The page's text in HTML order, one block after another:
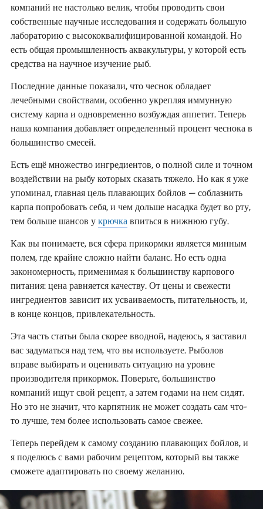
компаний не настолько велик, чтобы проводить свои
собственные научные исследования и содержать большую
лабораторию с высококвалифицированной командой. Но
есть общая промышленность аквакультуры, у которой есть
средства на научное изучение рыб.
Последние данные показали, что чеснок обладает
лечебными свойствами, особенно укрепляя иммунную
систему карпа и одновременно возбуждая аппетит. Теперь
наша компания добавляет определенный процент чеснока в
большинство смесей.
Есть ещё множество ингредиентов, о полной силе и точном
воздействии на рыбу которых сказать тяжело. Но как я уже
упоминал, главная цель плавающих бойлов – соблазнить
карпа попробовать себя, и чем дольше насадка будет во рту,
тем больше шансов укрючкавпиться в нижнюю губу.
Как вы понимаете, вся сфера прикормки является минным
полем, где крайне сложно найти баланс. Но есть одна
закономерность, применимая к большинству карпового
питания: цена равняется качеству. От цены и свежести
ингредиентов зависит их усваиваемость, питательность, и,
в конце концов, привлекательность.
Эта часть статьи была скорее вводной, надеюсь, я заставил
вас задуматься над тем, что вы используете. Рыболов
вправе выбирать и оценивать ситуацию на уровне
производителя прикормок. Поверьте, большинство
компаний ищут свой рецепт, а затем годами на нем сидят.
Но это не значит, что карпятник не может создать сам что-
то лучше, тем более использовать самое свежее.
Теперь перейдем к самому созданию плавающих бойлов, и
я поделюсь с вами рабочим рецептом, который вы также
сможете адаптировать по своему желанию.